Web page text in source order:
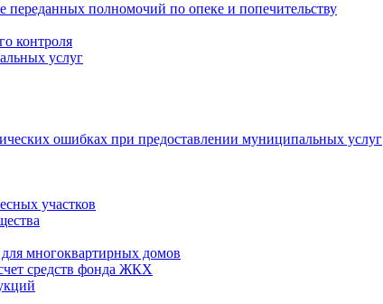
переданных полномочий по опеке и попечительству
контроля
услуг
ошибках при предоставлении муниципальных услуг
участков
многоквартирных домов
средств фонда ЖКХ